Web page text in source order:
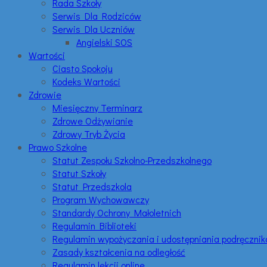
Rada Szkoły
Serwis Dla Rodziców
Serwis Dla Uczniów
Angielski SOS
Wartości
Ciasto Spokoju
Kodeks Wartości
Zdrowie
Miesięczny Terminarz
Zdrowe Odżywianie
Zdrowy Tryb Życia
Prawo Szkolne
Statut Zespołu Szkolno-Przedszkolnego
Statut Szkoły
Statut Przedszkola
Program Wychowawczy
Standardy Ochrony Małoletnich
Regulamin Biblioteki
Regulamin wypożyczania i udostępniania
Zasady kształcenia na odległość